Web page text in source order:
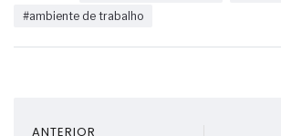
#ambiente de trabalho
ANTERIOR